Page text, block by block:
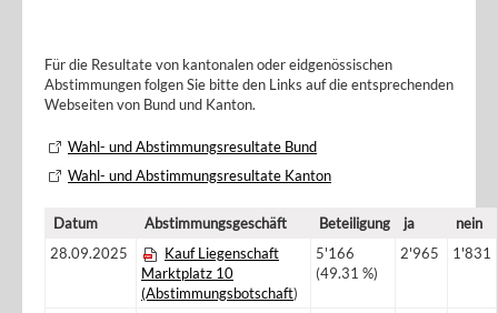
Für die Resultate von kantonalen oder eidgenössischen
Abstimmungen folgen Sie bitte den Links auf die entsprechenden
Webseiten von Bund und Kanton.
Wahl- und Abstimmungsresultate Bund
Wahl- und Abstimmungsresultate Kanton
Datum Abstimmungsgeschäft Beteiligung ja
nein
28.09.2025
Kauf Liegenschaft
Marktplatz 10
(Abstimmungsbotschaft)
5'166
(49.31 %)
2'965 1'831